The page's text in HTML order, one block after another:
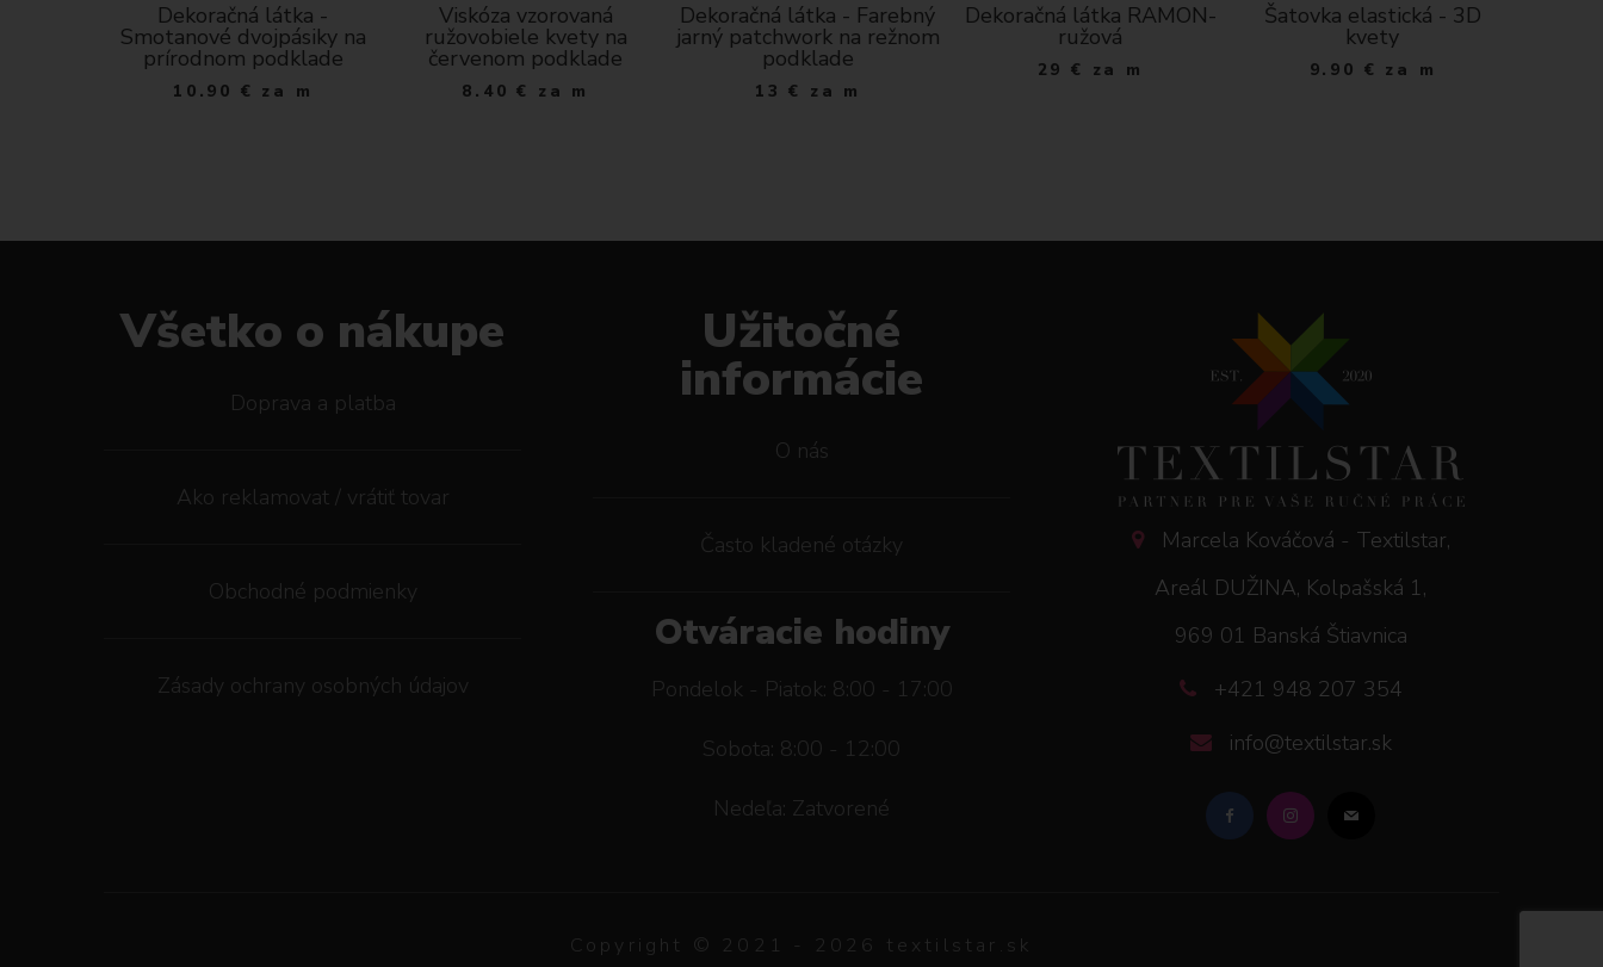
Dekoračná látka -
Smotanové dvojpásiky na
prírodnom podklade
10.90 € za m
Viskóza vzorovaná
ružovobiele kvety na
červenom podklade
8.40 € za m
Dekoračná látka - Farebný
jarný patchwork na režnom
podklade
13 € za m
Dekoračná látka RAMON-
ružová
29 € za m
Šatovka elastická - 3D
kvety
9.90 € za m
Marcela Kováčová - Textilstar,
Areál DUŽINA, Kolpašská 1,
969 01 Banská Štiavnica
+421 948 207 354
info@textilstar.sk
Všetko o nákupe
Doprava a platba
Ako reklamovat / vrátiť tovar
Obchodné podmienky
Zásady ochrany osobných údajov
Užitočné
informácie
O nás
Často kladené otázky
Otváracie hodiny
Pondelok - Piatok: 8:00 - 17:00
Sobota: 8:00 - 12:00
Nedeľa: Zatvorené
Copyright © 2021 - 2026 textilstar.sk